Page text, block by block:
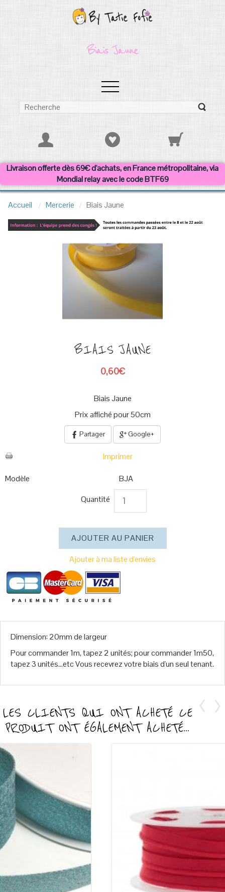
Biais Jaune
Livraison offerte dès 69€ d'achats, en France métropolitaine, via
Mondial relay avec le code BTF69
Accueil Mercerie Biais Jaune
BIAIS JAUNE
0,60€
Biais Jaune
Prix affiché pour 50cm
Partager Google+
Imprimer
Modèle
BJA
Quantité
Ajouter à ma liste d'envies
Dimension: 20mm de largeur
Pour commander 1m, tapez 2 unités; pour commander 1m50,
tapez 3 unités...etc Vous recevrez votre biais d'un seul tenant.
LES CLIENTS QUI ONT ACHETÉ CE
PRODUIT ONT ÉGALEMENT ACHETÉ...